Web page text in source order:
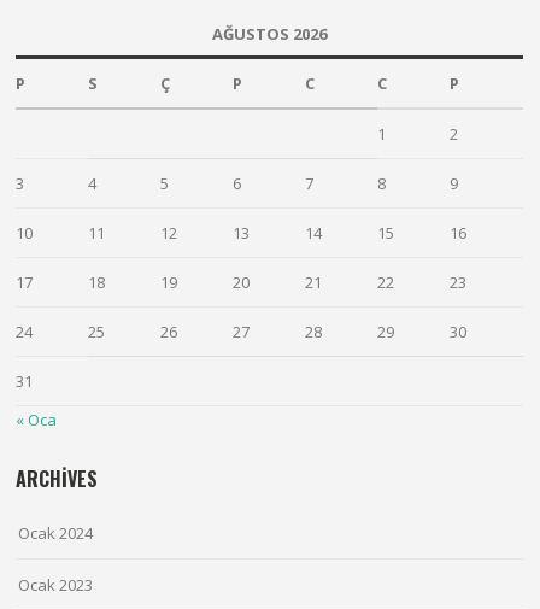
AĞUSTOS 2026
P S Ç P C C P
1 2
3 4 5 6 7 8 9
10 11 12 13 14 15 16
17 18 19 20 21 22 23
24 25 26 27 28 29 30
31
« Oca
ARCHIVES
Ocak 2024
Ocak 2023